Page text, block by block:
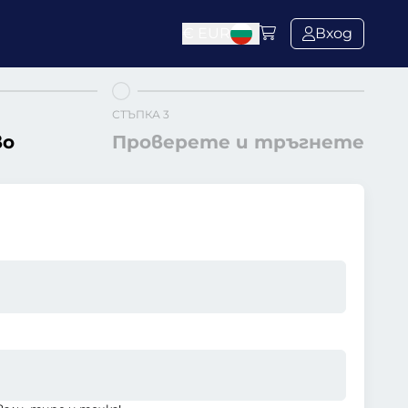
Вход
СТЪПКА 3
Проверете и тръгнете